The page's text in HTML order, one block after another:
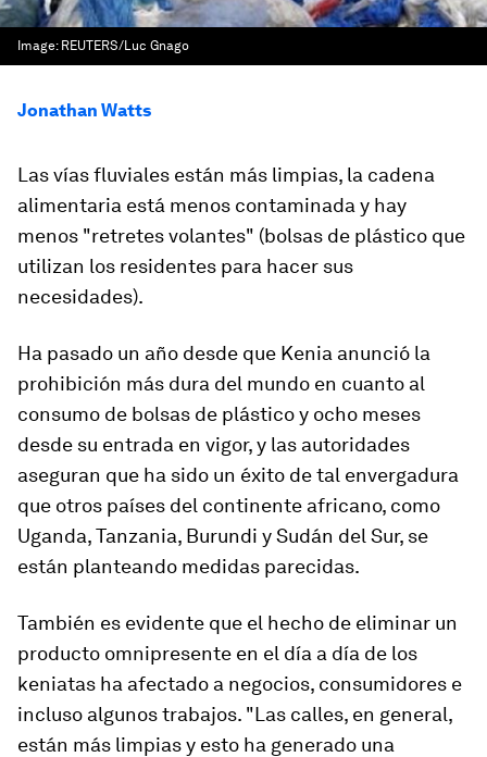
Image: REUTERS/Luc Gnago
Jonathan Watts
Las vías fluviales están más limpias, la cadena
alimentaria está menos contaminada y hay
menos "retretes volantes" (bolsas de plástico que
utilizan los residentes para hacer sus
necesidades).
Ha pasado un año desde que Kenia anunció la
prohibición más dura del mundo en cuanto al
consumo de bolsas de plástico y ocho meses
desde su entrada en vigor, y las autoridades
aseguran que ha sido un éxito de tal envergadura
que otros países del continente africano, como
Uganda, Tanzania, Burundi y Sudán del Sur, se
están planteando medidas parecidas.
También es evidente que el hecho de eliminar un
producto omnipresente en el día a día de los
keniatas ha afectado a negocios, consumidores e
incluso algunos trabajos. "Las calles, en general,
están más limpias y esto ha generado una